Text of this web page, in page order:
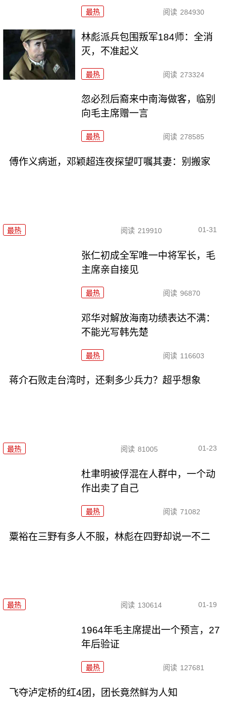
最热 阅读 284930
林彪派兵包围叛军184师：全消
灭，不准起义
最热 阅读 273324
忽必烈后裔来中南海做客，临别
向毛主席赠一言
最热 阅读 278585
傅作义病逝，邓颖超连夜探望叮嘱其妻：别搬家
最热 阅读 219910 01-31
张仁初成全军唯一中将军长，毛
主席亲自接见
最热 阅读 96870
邓华对解放海南功绩表达不满：
不能光写韩先楚
最热 阅读 116603
蒋介石败走台湾时，还剩多少兵力？超乎想象
最热 阅读 81005 01-23
杜聿明被俘混在人群中，一个动
作出卖了自己
最热 阅读 71082
粟裕在三野有多人不服，林彪在四野却说一不二
最热 阅读 130614 01-19
1964年毛主席提出一个预言，27
年后验证
最热 阅读 127681
飞夺泸定桥的红4团，团长竟然鲜为人知